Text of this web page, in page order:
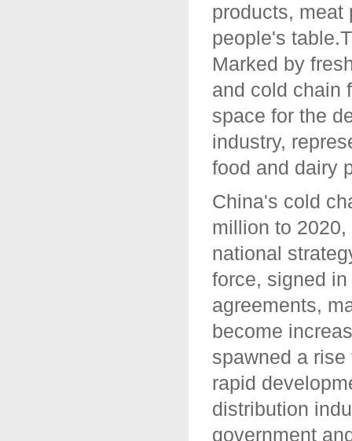
products, meat
people's
Marked by
and cold chain
space for the
industry,
food and dairy
China's cold
million to
national
force, signed
agreements,
become
spawned a
rapid
distribution
government